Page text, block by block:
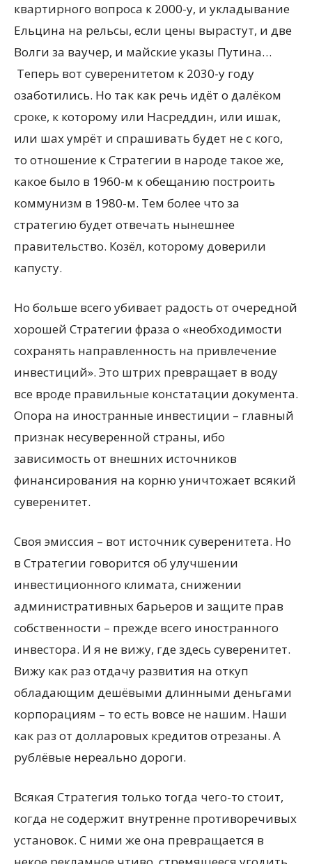
квартирного вопроса к 2000-у, и укладывание
Ельцина на рельсы, если цены вырастут, и две
Волги за ваучер, и майские указы Путина…
Теперь вот суверенитетом к 2030-у году
озаботились. Но так как речь идёт о далёком
сроке, к которому или Насреддин, или ишак,
или шах умрёт и спрашивать будет не с кого,
то отношение к Стратегии в народе такое же,
какое было в 1960-м к обещанию построить
коммунизм в 1980-м. Тем более что за
стратегию будет отвечать нынешнее
правительство. Козёл, которому доверили
капусту.
Но больше всего убивает радость от очередной
хорошей Стратегии фраза о «необходимости
сохранять направленность на привлечение
инвестиций». Это штрих превращает в воду
все вроде правильные констатации документа.
Опора на иностранные инвестиции – главный
признак несуверенной страны, ибо
зависимость от внешних источников
финансирования на корню уничтожает всякий
суверенитет.
Своя эмиссия – вот источник суверенитета. Но
в Стратегии говорится об улучшении
инвестиционного климата, снижении
административных барьеров и защите прав
собственности – прежде всего иностранного
инвестора. И я не вижу, где здесь суверенитет.
Вижу как раз отдачу развития на откуп
обладающим дешёвыми длинными деньгами
корпорациям – то есть вовсе не нашим. Наши
как раз от долларовых кредитов отрезаны. А
рублёвые нереально дороги.
Всякая Стратегия только тогда чего-то стоит,
когда не содержит внутренне противоречивых
установок. С ними же она превращается в